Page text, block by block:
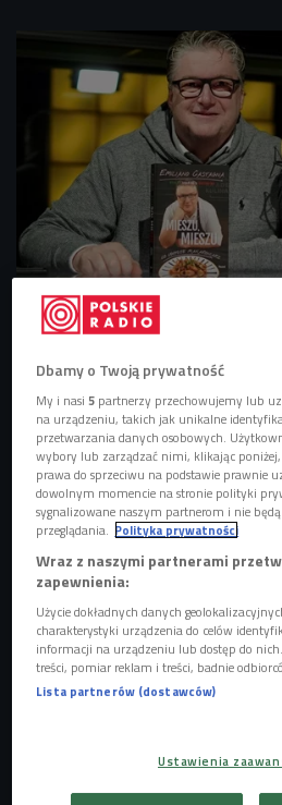
Emiliano Castagna "Mieszu, mieszu" zna
włoskiej
Foto: Kamil Jasieński/Czwórka
Nie ma jednej kuchni
poszczególne domu.
Emiliano Castagna zdradza
Włoch.
Czwórkowy gość zdradza,
cappuccino po 12.00
dobierają makarony do sosów
włoskie dania z polskich
Przepisy Emiliano Castagna
książce "Mieszu, mieszu", a
YouTubie.
Dbamy o Twoją prywatność
My i nasi5 partnerzy przechowujemy lub
na urządzeniu, takich jak unikalne
przetwarzania danych osobowych.
wybory lub zarządzać nimi, klikając
prawa do sprzeciwu na podstawie prawnie
dowolnym momencie na stronie polityki
sygnalizowane naszym partnerom i nie
przeglądania. Polityka prywatności
Wraz z naszymi partnerami
zapewnienia:
Użycie dokładnych danych
charakterystyki urządzenia do celów
informacji na urządzeniu lub dostęp do
treści, pomiar reklam i treści, badnie
Lista partnerów (dostawców)
Ustawienia